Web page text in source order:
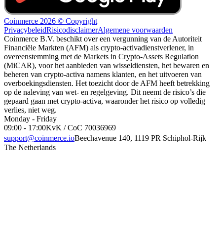
Coinmerce 2026 © Copyright
PrivacybeleidRisicodisclaimerAlgemene voorwaarden
Coinmerce B.V. beschikt over een vergunning van de Autoriteit
Financiële Markten (AFM) als crypto-activadienstverlener, in
overeenstemming met de Markets in Crypto-Assets Regulation
(MiCAR), voor het aanbieden van wisseldiensten, het bewaren en
beheren van crypto-activa namens klanten, en het uitvoeren van
overboekingsdiensten. Het toezicht door de AFM heeft betrekking
op de naleving van wet- en regelgeving. Dit neemt de risico’s die
gepaard gaan met crypto-activa, waaronder het risico op volledig
verlies, niet weg.
Monday - Friday
09:00 - 17:00KvK / CoC 70036969
support@coinmerce.ioBeechavenue 140, 1119 PR Schiphol-Rijk
The Netherlands